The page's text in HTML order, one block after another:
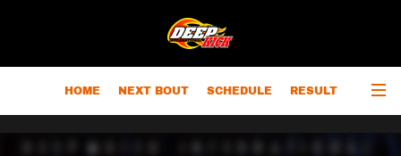
HOME NEXT BOUT SCHEDULE RESULT
CHAMPIONS